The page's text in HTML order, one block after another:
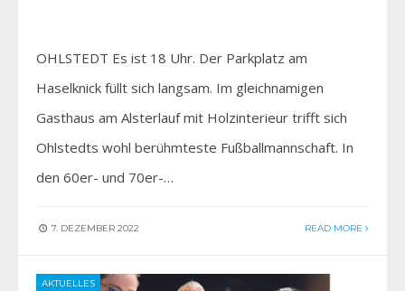
OHLSTEDT Es ist 18 Uhr. Der Parkplatz am
Haselknick füllt sich langsam. Im gleichnamigen
Gasthaus am Alsterlauf mit Holzinterieur trifft sich
Ohlstedts wohl berühmteste Fußballmannschaft. In
den 60er- und 70er-…
7. DEZEMBER 2022 READ MORE
AKTUELLES